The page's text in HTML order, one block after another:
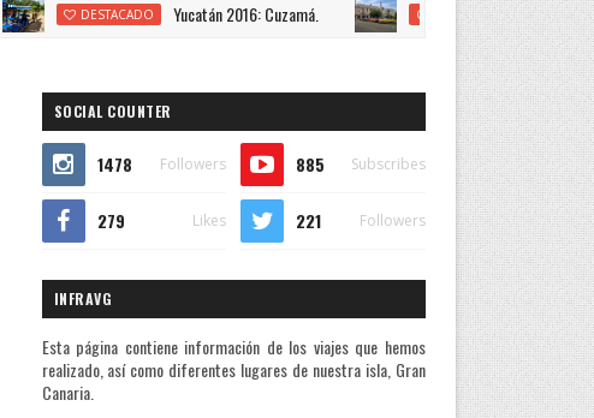
DESTACADO Yucatán 2016: Cuzamá. CUBA La Habana 2016: Vuelta en
SOCIAL COUNTER
1478 Followers 885 Subscribes
279 Likes 221 Followers
INFRAVG
Esta página contiene información de los viajes que hemos
realizado, así como diferentes lugares de nuestra isla, Gran
Canaria.